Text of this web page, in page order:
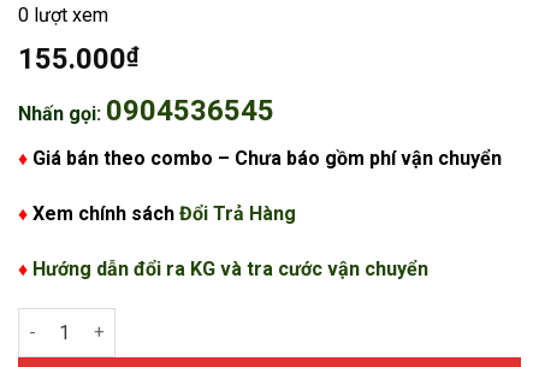
0 lượt xem
155.000₫
Nhấn gọi: 0904536545
♦ Giá bán theo combo – Chưa báo gồm phí vận chuyển
♦ Xem chính sách Đổi Trả Hàng
♦ Hướng dẫn đổi ra KG và tra cước vận chuyển
Combo 5 bộ module vườn tường đứng giá rẻ số lượng